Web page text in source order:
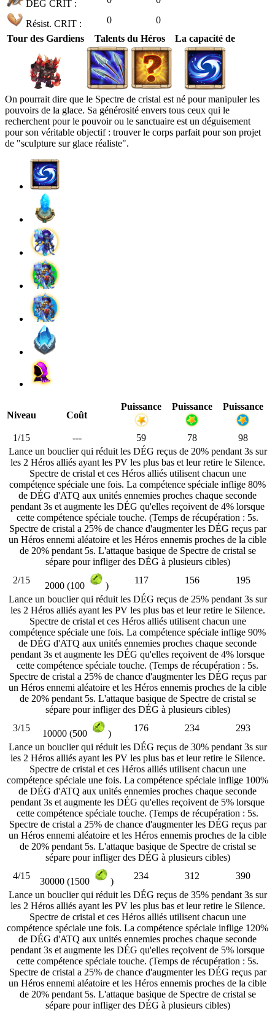
DÉG CRIT :
Résist. CRIT : 0
0
Tour des Gardiens
Talents du Héros La capacité de
On pourrait dire que le Spectre de cristal est né pour manipuler les
pouvoirs de la glace. Sa générosité envers tous ceux qui le
recherchent pour le pouvoir ou le sanctuaire est un déguisement
pour son véritable objectif : trouver le corps parfait pour son projet
de "sculpture sur glace réaliste".
Niveau Coût
Puissance Puissance Puissance
1/15 --- 59 78
98
Lance un bouclier qui réduit les DÉG reçus de 20% pendant 3s sur
les 2 Héros alliés ayant les PV les plus bas et leur retire le Silence.
Spectre de cristal et ces Héros alliés utilisent chacun une
compétence spéciale une fois. La compétence spéciale inflige 80%
de DÉG d'ATQ aux unités ennemies proches chaque seconde
pendant 3s et augmente les DÉG qu'elles reçoivent de 4% lorsque
cette compétence spéciale touche. (Temps de récupération : 5s.
Spectre de cristal a 25% de chance d'augmenter les DÉG reçus par
un Héros ennemi aléatoire et les Héros ennemis proches de la cible
de 20% pendant 5s. L'attaque basique de Spectre de cristal se
sépare pour infliger des DÉG à plusieurs cibles)
2/15
2000 (100 )
117 156
195
Lance un bouclier qui réduit les DÉG reçus de 25% pendant 3s sur
les 2 Héros alliés ayant les PV les plus bas et leur retire le Silence.
Spectre de cristal et ces Héros alliés utilisent chacun une
compétence spéciale une fois. La compétence spéciale inflige 90%
de DÉG d'ATQ aux unités ennemies proches chaque seconde
pendant 3s et augmente les DÉG qu'elles reçoivent de 4% lorsque
cette compétence spéciale touche. (Temps de récupération : 5s.
Spectre de cristal a 25% de chance d'augmenter les DÉG reçus par
un Héros ennemi aléatoire et les Héros ennemis proches de la cible
de 20% pendant 5s. L'attaque basique de Spectre de cristal se
sépare pour infliger des DÉG à plusieurs cibles)
3/15
10000 (500 )
176 234
293
Lance un bouclier qui réduit les DÉG reçus de 30% pendant 3s sur
les 2 Héros alliés ayant les PV les plus bas et leur retire le Silence.
Spectre de cristal et ces Héros alliés utilisent chacun une
compétence spéciale une fois. La compétence spéciale inflige 100%
de DÉG d'ATQ aux unités ennemies proches chaque seconde
pendant 3s et augmente les DÉG qu'elles reçoivent de 5% lorsque
cette compétence spéciale touche. (Temps de récupération : 5s.
Spectre de cristal a 25% de chance d'augmenter les DÉG reçus par
un Héros ennemi aléatoire et les Héros ennemis proches de la cible
de 20% pendant 5s. L'attaque basique de Spectre de cristal se
sépare pour infliger des DÉG à plusieurs cibles)
4/15
30000 (1500 )
234 312
390
Lance un bouclier qui réduit les DÉG reçus de 35% pendant 3s sur
les 2 Héros alliés ayant les PV les plus bas et leur retire le Silence.
Spectre de cristal et ces Héros alliés utilisent chacun une
compétence spéciale une fois. La compétence spéciale inflige 120%
de DÉG d'ATQ aux unités ennemies proches chaque seconde
pendant 3s et augmente les DÉG qu'elles reçoivent de 5% lorsque
cette compétence spéciale touche. (Temps de récupération : 5s.
Spectre de cristal a 25% de chance d'augmenter les DÉG reçus par
un Héros ennemi aléatoire et les Héros ennemis proches de la cible
de 20% pendant 5s. L'attaque basique de Spectre de cristal se
sépare pour infliger des DÉG à plusieurs cibles)